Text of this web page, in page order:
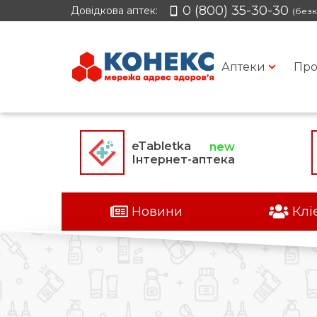
Довідкова аптек: 0 (800) 35-30-30
Аптеки
eTabletka
Інтернет-аптека
Новини